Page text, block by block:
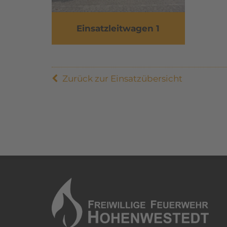
Einsatzleitwagen 1
Zurück zur Einsatzübersicht